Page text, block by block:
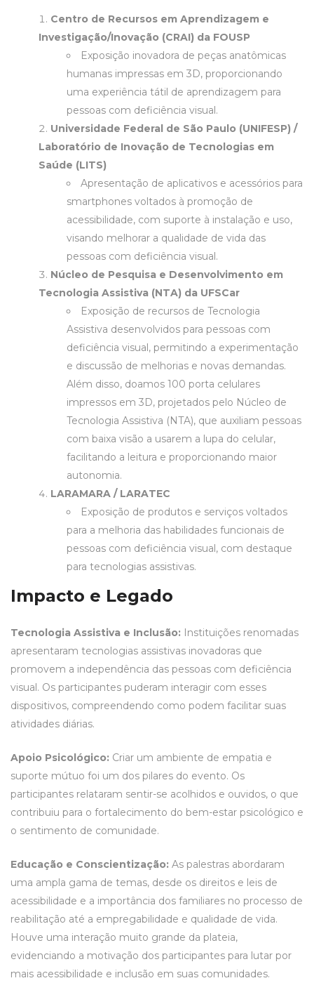
Centro de Recursos em Aprendizagem e
Investigação/Inovação (CRAI) da FOUSP
Exposição inovadora de peças anatômicas
humanas impressas em 3D, proporcionando
uma experiência tátil de aprendizagem para
pessoas com deficiência visual.
Universidade Federal de São Paulo (UNIFESP) /
Laboratório de Inovação de Tecnologias em
Saúde (LITS)
Apresentação de aplicativos e acessórios para
smartphones voltados à promoção de
acessibilidade, com suporte à instalação e uso,
visando melhorar a qualidade de vida das
pessoas com deficiência visual.
Núcleo de Pesquisa e Desenvolvimento em
Tecnologia Assistiva (NTA) da UFSCar
Exposição de recursos de Tecnologia
Assistiva desenvolvidos para pessoas com
deficiência visual, permitindo a experimentação
e discussão de melhorias e novas demandas.
Além disso, doamos 100 porta celulares
impressos em 3D, projetados pelo Núcleo de
Tecnologia Assistiva (NTA), que auxiliam pessoas
com baixa visão a usarem a lupa do celular,
facilitando a leitura e proporcionando maior
autonomia.
LARAMARA / LARATEC
Exposição de produtos e serviços voltados
para a melhoria das habilidades funcionais de
pessoas com deficiência visual, com destaque
para tecnologias assistivas.
Impacto e Legado
Tecnologia Assistiva e Inclusão: Instituições renomadas
apresentaram tecnologias assistivas inovadoras que
promovem a independência das pessoas com deficiência
visual. Os participantes puderam interagir com esses
dispositivos, compreendendo como podem facilitar suas
atividades diárias.
Apoio Psicológico: Criar um ambiente de empatia e
suporte mútuo foi um dos pilares do evento. Os
participantes relataram sentir-se acolhidos e ouvidos, o que
contribuiu para o fortalecimento do bem-estar psicológico e
o sentimento de comunidade.
Educação e Conscientização: As palestras abordaram
uma ampla gama de temas, desde os direitos e leis de
acessibilidade e a importância dos familiares no processo de
reabilitação até a empregabilidade e qualidade de vida.
Houve uma interação muito grande da plateia,
evidenciando a motivação dos participantes para lutar por
mais acessibilidade e inclusão em suas comunidades.